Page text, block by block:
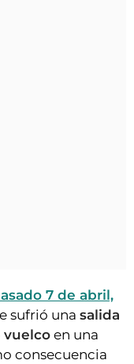
7 de abril,
sufrió una salida
vuelco en una
consecuencia